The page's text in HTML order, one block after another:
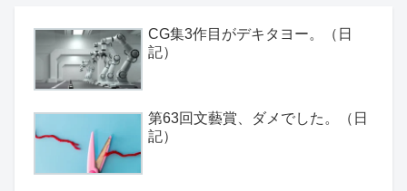
CG集3作目がデキタヨー。（日
記）
第63回文藝賞、ダメでした。（日
記）